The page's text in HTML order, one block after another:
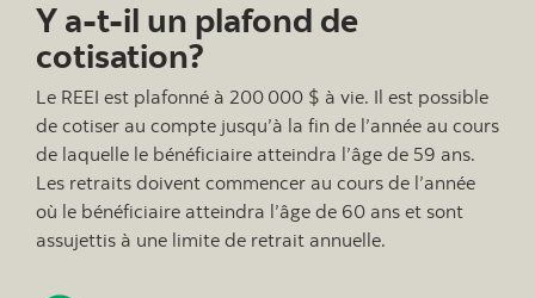
Y a-t-il un plafond de
cotisation?
Le REEI est plafonné à 200 000 $ à vie. Il est possible
de cotiser au compte jusqu’à la fin de l’année au cours
de laquelle le bénéficiaire atteindra l’âge de 59 ans.
Les retraits doivent commencer au cours de l’année
où le bénéficiaire atteindra l’âge de 60 ans et sont
assujettis à une limite de retrait annuelle.